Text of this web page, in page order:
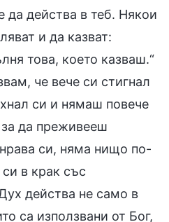
да действа в теб. Някои
и да казват:
това, което казваш.“
че вече си стигнал
си и нямаш повече
да преживееш
си, няма нищо по-
в крак със
действа не само в
са използвани от Бог,